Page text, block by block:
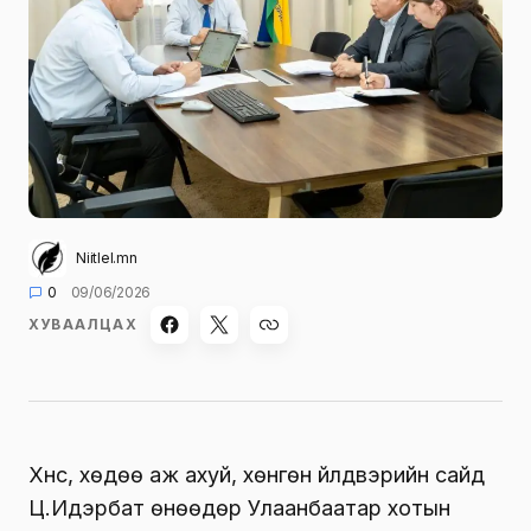
Niitlel.mn
0
09/06/2026
ХУВААЛЦАХ
Хүнс, хөдөө аж ахуй, хөнгөн үйлдвэрийн сайд
Ц.Идэрбат өнөөдөр Улаанбаатар хотын